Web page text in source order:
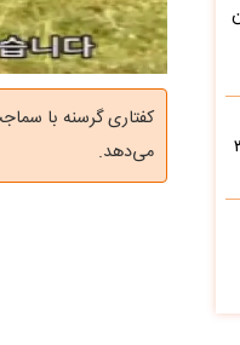
کفتاری گرسنه با
می‌دهد.
یک خانواده ۳